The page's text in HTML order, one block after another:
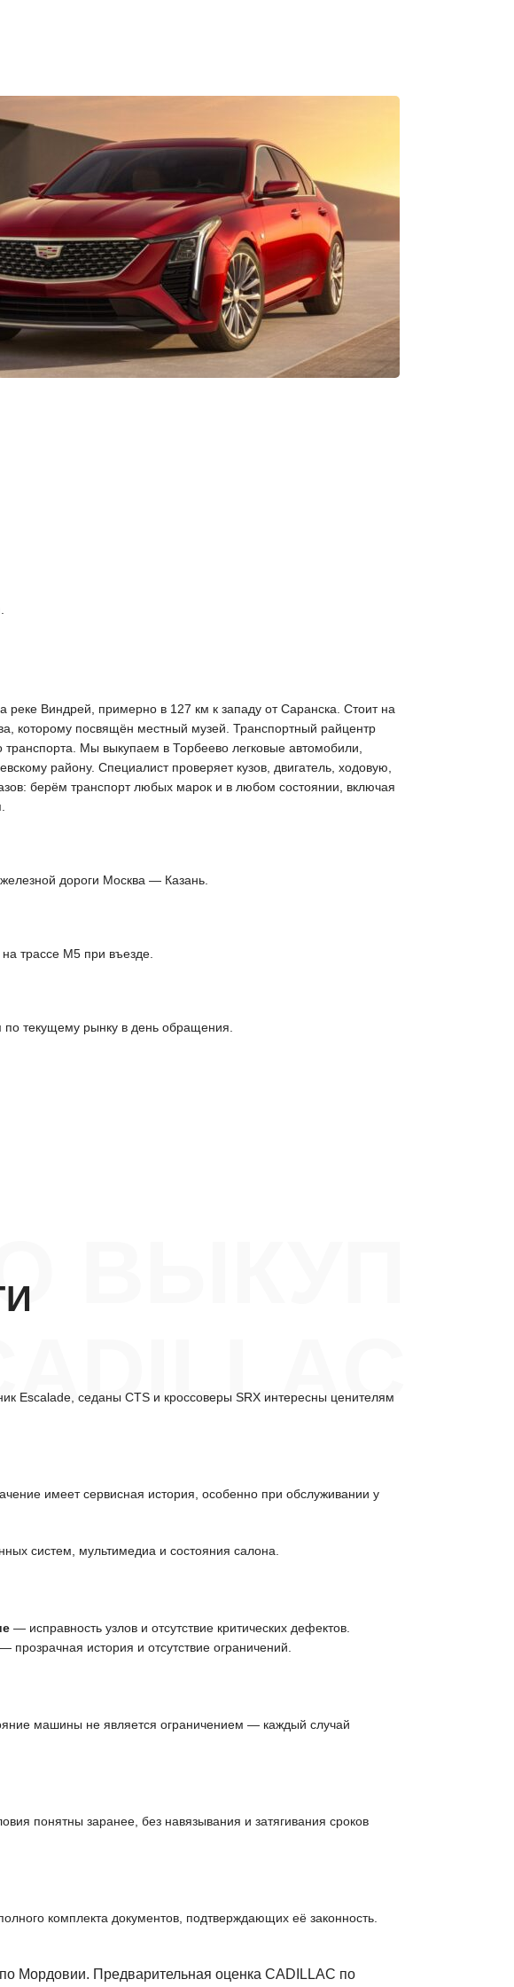
Виндрей, примерно в 127 км к западу от Саранска. Стоит на
которому посвящён местный музей. Транспортный райцентр
Мы выкупаем в Торбеево легковые автомобили,
району. Специалист проверяет кузов, двигатель, ходовую,
берём транспорт любых марок и в любом состоянии, включая
дороги Москва — Казань.
трассе М5 при въезде.
текущему рынку в день обращения.
ВЫКУП
Escalade, седаны CTS и кроссоверы SRX интересны ценителям
имеет сервисная история, особенно при обслуживании у
систем, мультимедиа и состояния салона.
— исправность узлов и отсутствие критических дефектов.
— прозрачная история и отсутствие ограничений.
машины не является ограничением — каждый случай
понятны заранее, без навязывания и затягивания сроков
комплекта документов, подтверждающих её законность.
Мордовии. Предварительная оценка CADILLAC по